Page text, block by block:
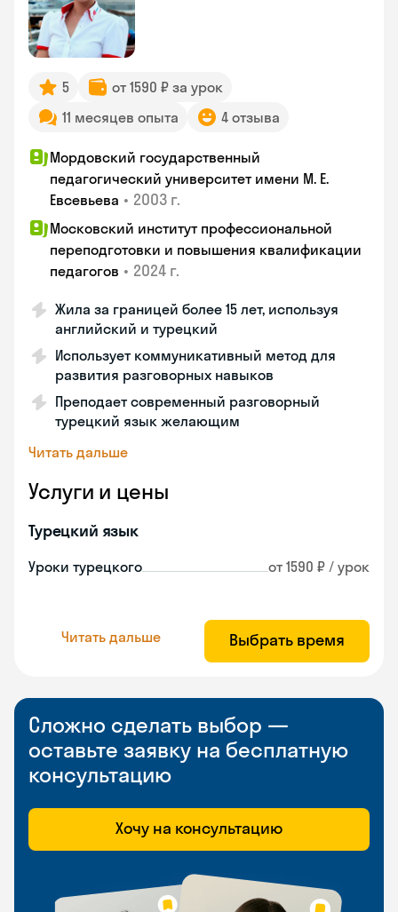
5
от 1590 ₽ за урок
11 месяцев опыта
4 отзыва
Мордовский государственный
педагогический университет имени М. Е.
Евсевьева • 2003 г.
Московский институт профессиональной
переподготовки и повышения квалификации
педагогов • 2024 г.
Жила за границей более 15 лет, используя
английский и турецкий
Использует коммуникативный метод для
развития разговорных навыков
Преподает современный разговорный
турецкий язык желающим
Читать дальше
Услуги и цены
Турецкий язык
Уроки турецкого от 1590 ₽ / урок
Читать дальше Выбрать время
Сложно сделать выбор —
оставьте заявку на бесплатную
консультацию
Хочу на консультацию